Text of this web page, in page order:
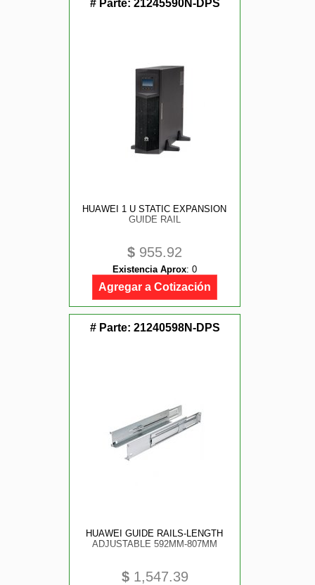
# Parte: 21245590N-DPS
HUAWEI 1 U STATIC EXPANSION
GUIDE RAIL
$ 955.92
Existencia Aprox: 0
Agregar a Cotización
# Parte: 21240598N-DPS
HUAWEI GUIDE RAILS-LENGTH
ADJUSTABLE 592MM-807MM
$1,547.39